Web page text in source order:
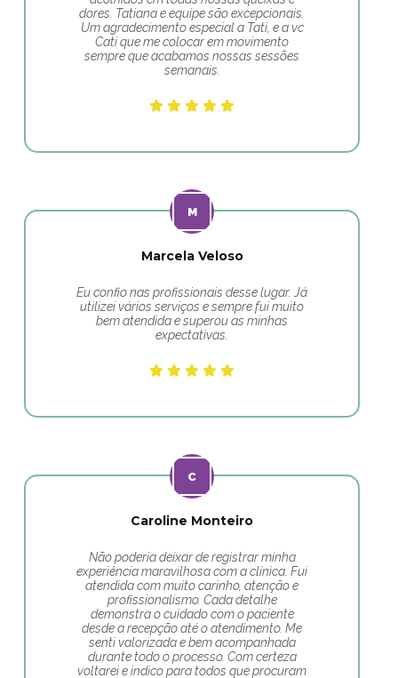
dores. Tatiana e equipe são excepcionais.
Um agradecimento especial a Tati, e a vc
Cati que me colocar em movimento
sempre que acabamos nossas sessões
semanais.
Marcela Veloso
Eu confio nas profissionais desse lugar. Já
utilizei vários serviços e sempre fui muito
bem atendida e superou as minhas
expectativas.
Caroline Monteiro
Não poderia deixar de registrar minha
experiência maravilhosa com a clínica. Fui
atendida com muito carinho, atenção e
profissionalismo. Cada detalhe
demonstra o cuidado com o paciente
desde a recepção até o atendimento. Me
senti valorizada e bem acompanhada
durante todo o processo. Com certeza
voltarei e indico para todos que procuram